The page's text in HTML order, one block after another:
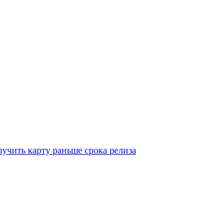
карту раньше срока релиза